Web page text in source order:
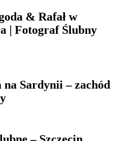
& Rafał w
| Fotograf Ślubny
na Sardynii – zachód